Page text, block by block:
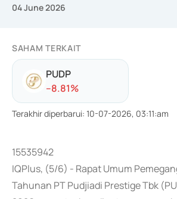
04 June 2026
SAHAM TERKAIT
PUDP
--8.81%
Terakhir diperbarui: 10-07-2026, 03:11:am
15535942
IQPlus, (5/6) - Rapat Umum
Tahunan PT Pudjiadi Prestige Tbk